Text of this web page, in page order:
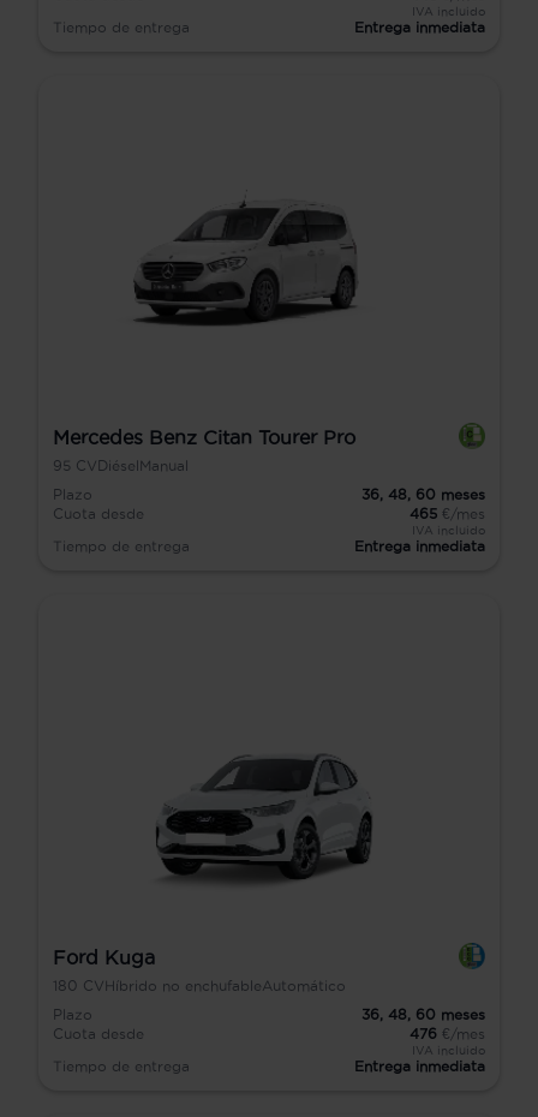
IVA incluido
Tiempo de entrega Entrega inmediata
Mercedes Benz Citan Tourer Pro
95 CV Diésel Manual
Plazo
36, 48, 60 meses
Cuota desde
465 €/mes
IVA incluido
Tiempo de entrega Entrega inmediata
Ford Kuga
180 CVHíbrido no enchufableAutomático
Plazo
36, 48, 60 meses
Cuota desde
476 €/mes
IVA incluido
Tiempo de entrega Entrega inmediata